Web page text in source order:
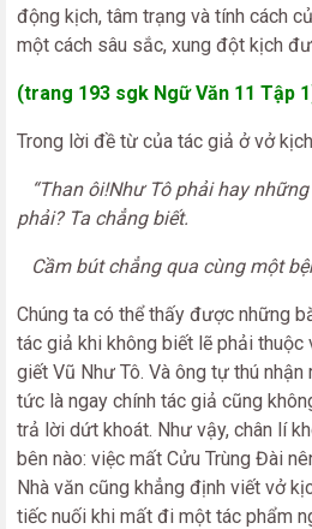
động kịch, tâm trạng và tính cách
một cách sâu sắc, xung đột kịch
(trang 193 sgk Ngữ Văn 11 Tập
Trong lời đề từ của tác giả ở vở
“Than ôi!Như Tô phải hay
phải? Ta chẳng biết.
Cầm bút chẳng qua cùng một
Chúng ta có thể thấy được những
tác giả khi không biết lẽ phải thuộc
giết Vũ Như Tô. Và ông tự thú nhận
tức là ngay chính tác giả cũng
trả lời dứt khoát. Như vậy, chân lí
bên nào: việc mất Cửu Trùng Đài
Nhà văn cũng khẳng định viết vở
tiếc nuối khi mất đi một tác phẩm